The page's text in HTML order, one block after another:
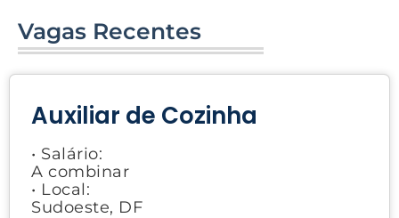
Vagas Recentes
Auxiliar de Cozinha
• Salário:
A combinar
• Local:
Sudoeste, DF